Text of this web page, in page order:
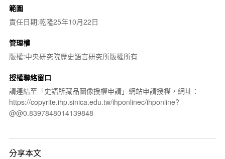
範圍
責任日期:乾隆25年10月22日
管理權
版權:中央研究院歷史語言研究所版權所有
授權聯絡窗口
請連結至「史語所藏品圖像授權申請」網站申請授權，網址：
https://copyrite.ihp.sinica.edu.tw/ihponlinec/ihponline?
@@0.8397848014139848
分享本文